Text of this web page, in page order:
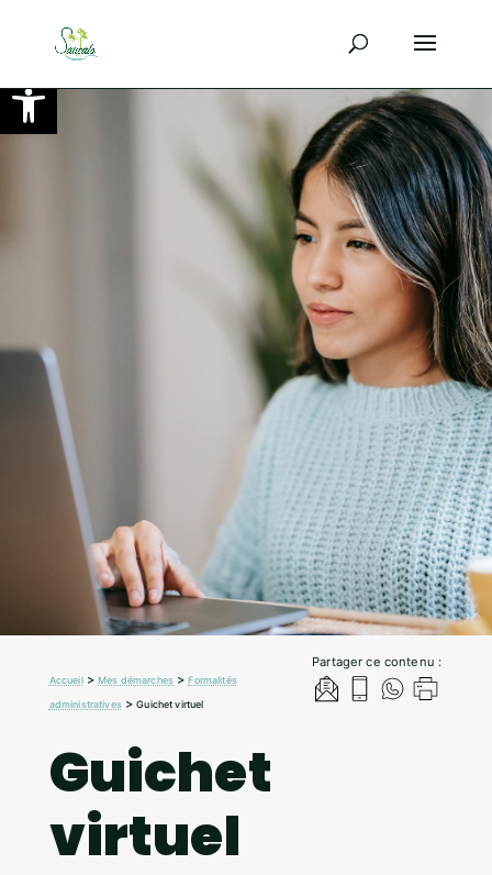
Ouvrir la barre d’outils
Partager ce contenu :
Accueil>Mes démarches >Formalités
administratives>Guichet virtuel
Guichet
virtuel